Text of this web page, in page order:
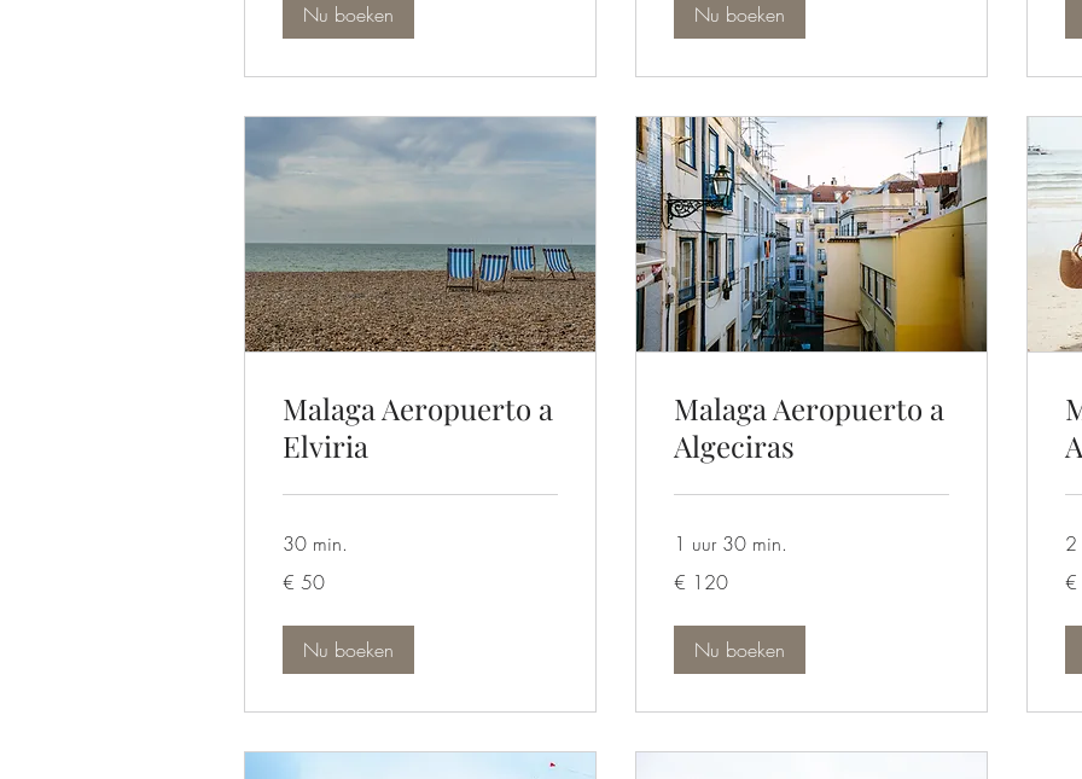
Nu boeken Nu boeken
Malaga Aeropuerto a
Elviria
30 min.
euro
€ 50
Nu boeken
Malaga Aeropuerto a
Algeciras
1 uur 30 min.
euro
€ 120
Nu boeken
2
€